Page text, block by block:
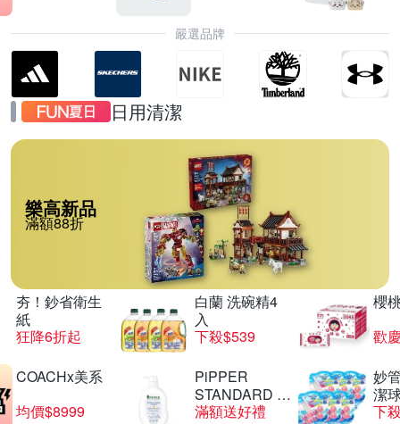
嚴選品牌
日用清潔
樂高新品
滿額88折
夯！鈔省衛生
紙
狂降6折起
白蘭 洗碗精4
入
下殺$539
櫻
歡
COACHx美系
均價$8999
PiPPER
STANDARD 沛
柏
滿額送好禮
妙
潔
下